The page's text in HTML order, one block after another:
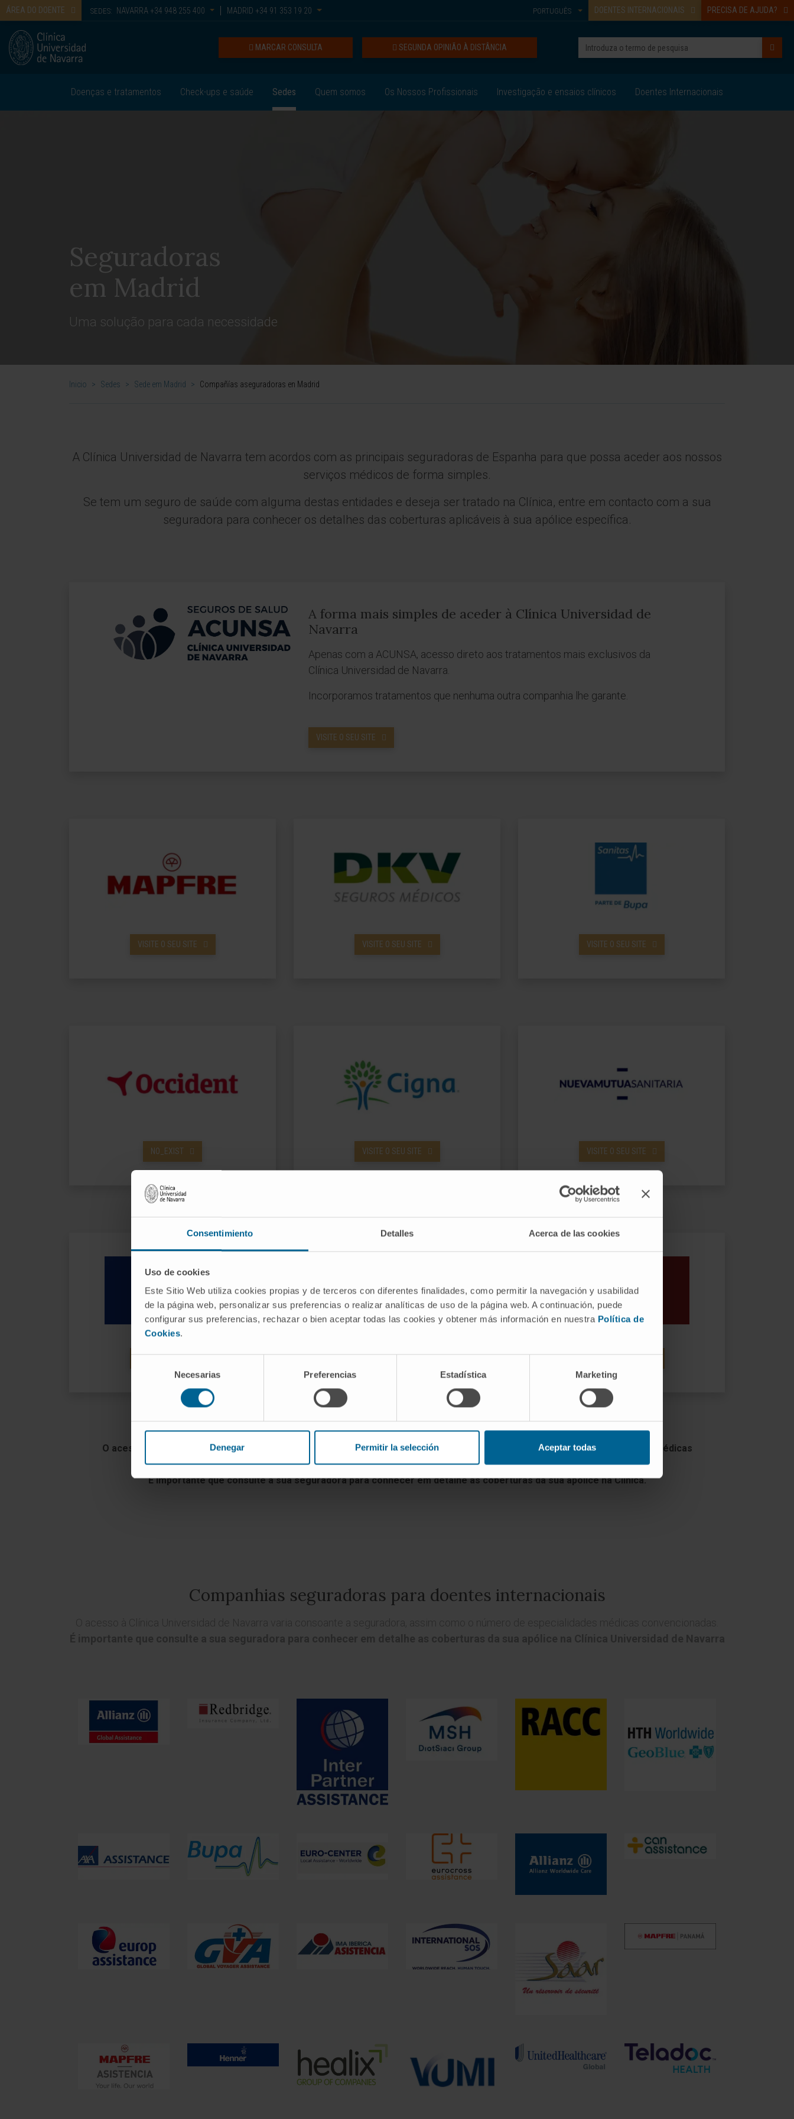
Consentimiento Detalles Acerca de las cookies
Uso de cookies
Este Sitio Web utiliza cookies propias y de terceros con diferentes finalidades, como permitir la navegación y usabilidad
de la página web, personalizar sus preferencias o realizar analíticas de uso de la página web. A continuación, puede
configurar sus preferencias, rechazar o bien aceptar todas las cookies y obtener más información en nuestra Política de
Cookies.
consentimiento
Necesarias Preferencias Estadística Marketing
Denegar Permitir la selección Aceptar todas
ÁREA DO DOENTE SEDES: NAVARRA +34 948 255 400 MADRID +34 91 353 19 20 DOENTES INTERNACIONAIS PRECISA DE AJUDA?
PORTUGUÊS
SEGUNDA OPINIÃO À DISTÂNCIA
MARCAR CONSULTA
Doenças e tratamentos Check-ups e saúde Sedes Quem somos Os Nossos Profissionais Investigação e ensaios clínicos Doentes Internacionais
Seguradoras
em Madrid
Uma solução para cada necessidade
Inicio > Sedes > Sede em Madrid > Compañías aseguradoras en Madrid
A Clínica Universidad de Navarra tem acordos com as principais seguradoras de Espanha para que possa aceder aos nossos
serviços médicos de forma simples.
Se tem um seguro de saúde com alguma destas entidades e deseja ser tratado na Clínica, entre em contacto com a sua
seguradora para conhecer os detalhes das coberturas aplicáveis à sua apólice específica.
A forma mais simples de aceder à Clínica Universidad de
Navarra
Apenas com a ACUNSA, acesso direto aos tratamentos mais exclusivos da
Clínica Universidad de Navarra.
Incorporamos tratamentos que nenhuma outra companhia lhe garante.
VISITE O SEU SITE
VISITE O SEU SITE VISITE O SEU SITE VISITE O SEU SITE
NO_EXIST VISITE O SEU SITE VISITE O SEU SITE
O acesso à Clínica Universidad de Navarra varia de umas seguradoras para outras, bem como o número de especialidades médicas
convencionadas.
É importante que consulte a sua seguradora para conhecer em detalhe as coberturas da sua apólice na Clínica.
Companhias seguradoras para doentes internacionais